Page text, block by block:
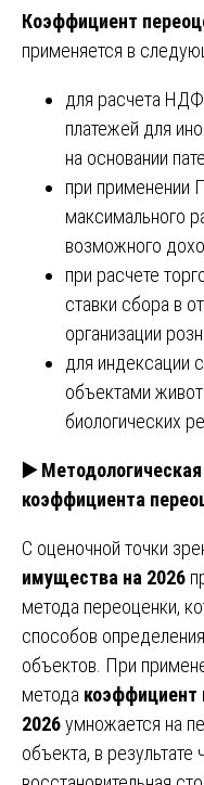
Коэффициент
применяется в
для расчета
платежей для
на основании
при применении
максимального
возможного
при расчете
ставки сбора в
организации
для индексации
объектами
биологических
▶️
коэффициента
С оценочной точки
имущества на 2026
метода переоценки,
способов
объектов. При
метода коэффициент
2026умножается на
объекта, в результате